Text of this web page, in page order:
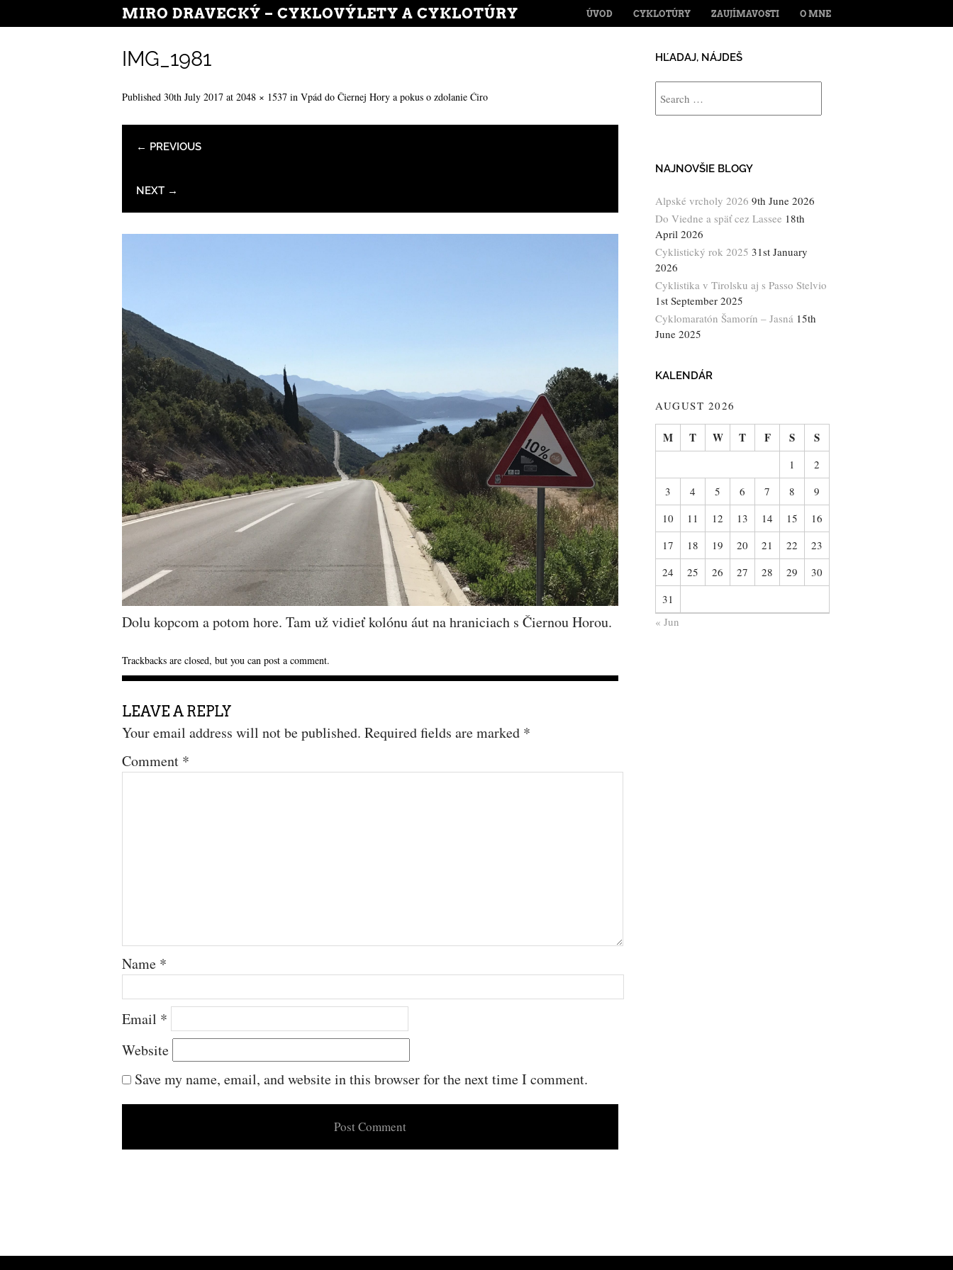
MIRO DRAVECKÝ – CYKLOVÝLETY A CYKLOTÚRY MENU
SKIP TO CONTENT
ÚVOD CYKLOTÚRY ZAUJÍMAVOSTI O MNE
IMG_1981
Published 30th July 2017 at 2048 × 1537 in Vpád do Čiernej Hory a pokus o zdolanie Ćiro
← PREVIOUS
NEXT →
Dolu kopcom a potom hore. Tam už vidieť kolónu áut na hraniciach s Čiernou Horou.
Trackbacks are closed, but you can post a comment.
LEAVE A REPLY
Your email address will not be published. Required fields are marked *
Comment *
Name *
Email *
Website
Save my name, email, and website in this browser for the next time I comment.
HĽADAJ, NÁJDEŠ
NAJNOVŠIE BLOGY
Alpské vrcholy 2026 9th June 2026
Do Viedne a späť cez Lassee 18th
April 2026
Cyklistický rok 2025 31st January
2026
Cyklistika v Tirolsku aj s Passo Stelvio
1st September 2025
Cyklomaratón Šamorín – Jasná 15th
June 2025
KALENDÁR
AUGUST 2026
M T W T F S S
1
2
3
4 5 6 7 8
9
10
11 12 13 14 15
16
17
18 19 20 21 22
23
24
25 26 27 28 29
30
31
« Jun